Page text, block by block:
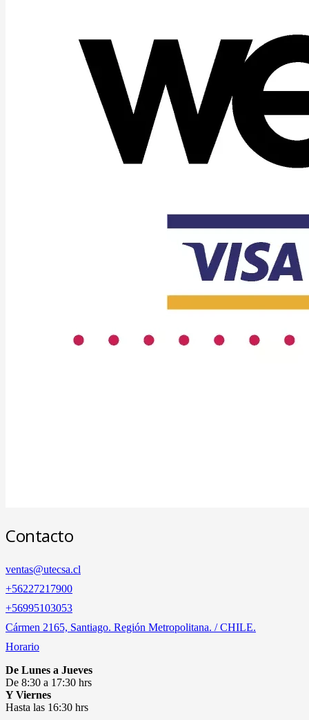
Contacto
ventas@utecsa.cl
+56227217900
‎+56995103053
Cármen 2165, Santiago. Región Metropolitana. / CHILE.
Horario
De Lunes a Jueves
De 8:30 a 17:30 hrs
Y Viernes
Hasta las 16:30 hrs